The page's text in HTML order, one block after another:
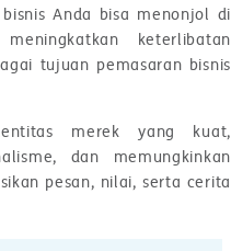
Anda bisa menonjol di
keterlibatan
tujuan pemasaran bisnis
merek yang kuat,
dan memungkinkan
pesan, nilai, serta cerita